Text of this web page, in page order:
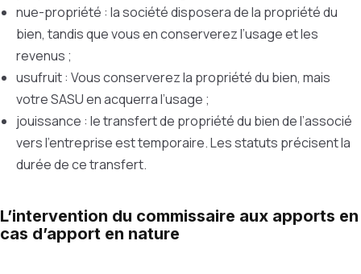
nue-propriété : la société disposera de la propriété du
bien, tandis que vous en conserverez l’usage et les
revenus ;
usufruit : Vous conserverez la propriété du bien, mais
votre SASU en acquerra l’usage ;
jouissance : le transfert de propriété du bien de l’associé
vers l’entreprise est temporaire. Les statuts précisent la
durée de ce transfert.
L’intervention du commissaire aux apports en
cas d’apport en nature